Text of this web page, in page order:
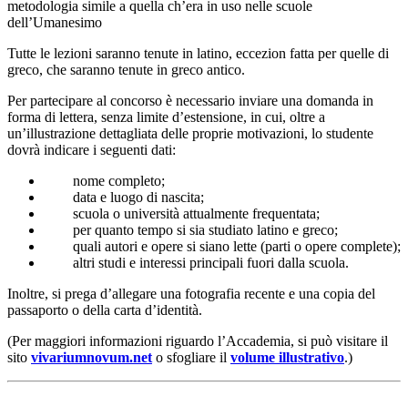
metodologia simile a quella ch’era in uso nelle scuole
dell’Umanesimo
Tutte le lezioni saranno tenute in latino, eccezion fatta per quelle di
greco, che saranno tenute in greco antico.
Per partecipare al concorso è necessario inviare una domanda in
forma di lettera, senza limite d’estensione, in cui, oltre a
un’illustrazione dettagliata delle proprie motivazioni, lo studente
dovrà indicare i seguenti dati:
nome completo;
data e luogo di nascita;
scuola o università attualmente frequentata;
per quanto tempo si sia studiato latino e greco;
quali autori e opere si siano lette (parti o opere complete);
altri studi e interessi principali fuori dalla scuola.
Inoltre, si prega d’allegare una fotografia recente e una copia del
passaporto o della carta d’identità.
(Per maggiori informazioni riguardo l’Accademia, si può visitare il
sito vivariumnovum.net o sfogliare il volume illustrativo.)